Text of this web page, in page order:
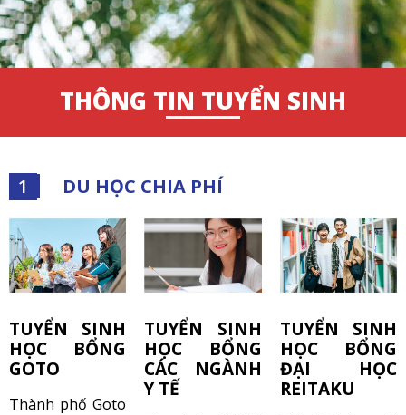
THÔNG TIN TUYỂN SINH
1 DU HỌC CHIA PHÍ
TUYỂN SINH
HỌC BỔNG
GOTO
Thành phố Goto
TUYỂN SINH
HỌC BỔNG
CÁC NGÀNH
Y TẾ
TUYỂN SINH
HỌC BỔNG
ĐẠI HỌC
REITAKU